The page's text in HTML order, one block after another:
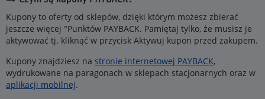
Kupony to oferty od sklepów, dzięki którym możesz zbierać
jeszcze więcej °Punktów PAYBACK. Pamiętaj tylko, że musisz je
aktywować tj. kliknąć w przycisk Aktywuj kupon przed zakupem.
Kupony znajdziesz na stronie internetowej PAYBACK,
wydrukowane na paragonach w sklepach stacjonarnych oraz w
aplikacji mobilnej.